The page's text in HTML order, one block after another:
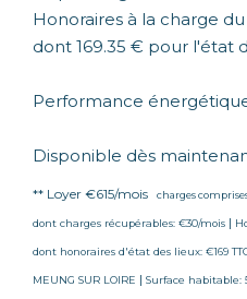
Honoraires à la charge
dont 169.35 € pour l'état
Performance
Disponible dès
** Loyer €615/mois charges
dont charges récupérables: €30/mois |
dont honoraires d'état des lieux: €169
MEUNG SUR LOIRE | Surface habitable: